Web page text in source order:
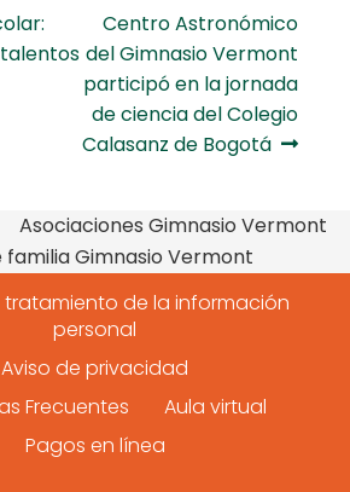
Siguiente:
Centro Astronómico
del Gimnasio Vermont
participó en la jornada
de ciencia del Colegio
Calasanz de Bogotá
Asociaciones Gimnasio Vermont
familia Gimnasio Vermont
tratamiento de la información
personal
Aviso de privacidad
Frecuentes
Aula virtual
Pagos en línea